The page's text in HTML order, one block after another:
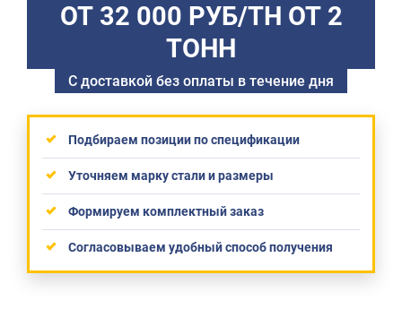
ОТ 32 000 РУБ/ТН ОТ 2
ТОНН
С доставкой без оплаты в течение дня
Подбираем позиции по спецификации
Уточняем марку стали и размеры
Формируем комплектный заказ
Согласовываем удобный способ получения